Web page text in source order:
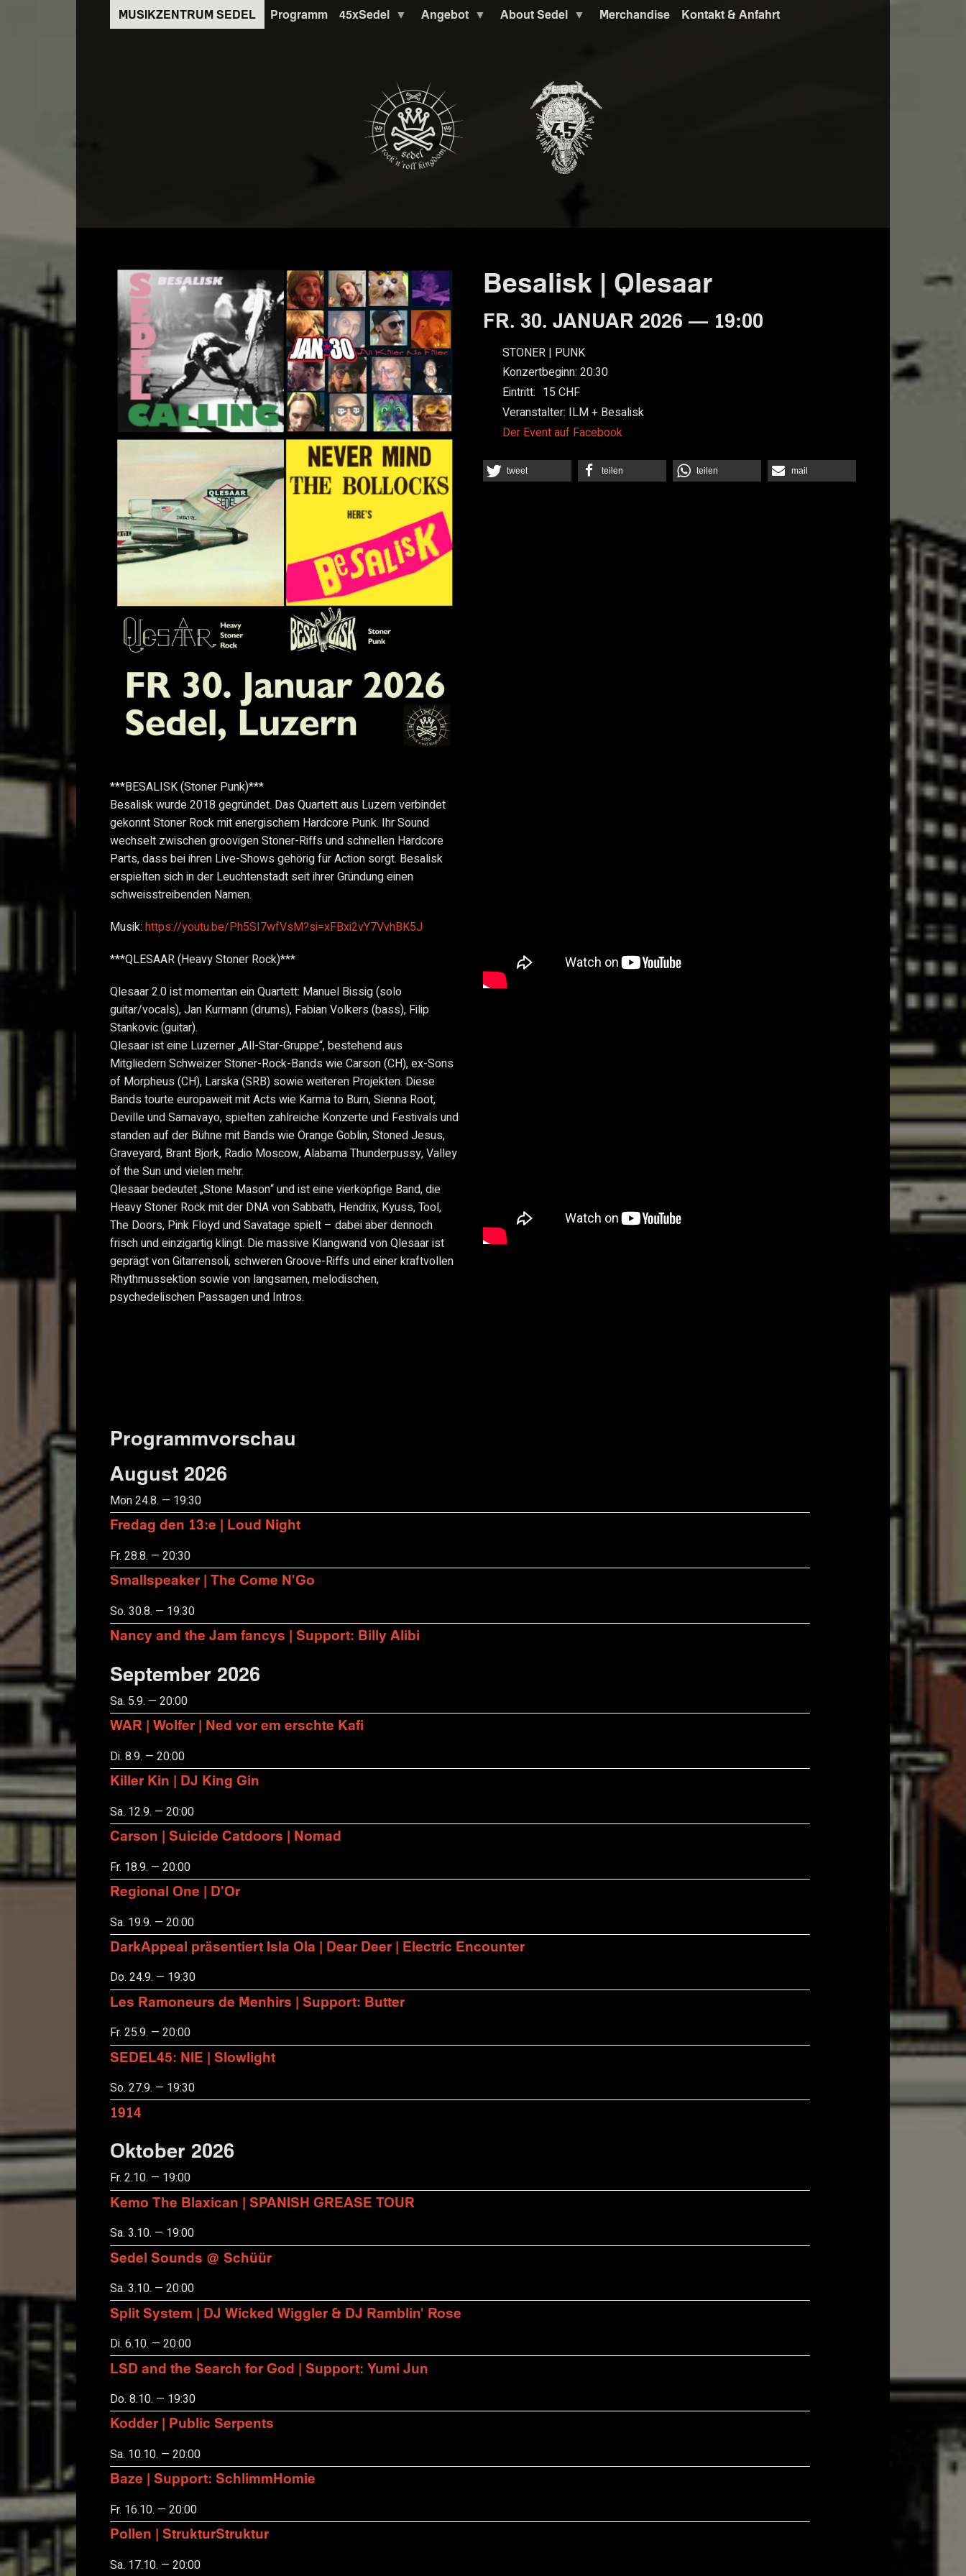
Programm 45xSedel Angebot About Sedel Merchandise Kontakt & Anfahrt
Besalisk | Qlesaar
FR. 30. JANUAR 2026 — 19:00
STONER | PUNK
Konzertbeginn: 20:30
Eintritt: 15
Veranstalter: ILM + Besalisk
Der Event auf Facebook
tweet teilen teilen mail
***BESALISK (Stoner Punk)***
Besalisk wurde 2018 gegründet. Das Quartett aus Luzern verbindet
gekonnt Stoner Rock mit energischem Hardcore Punk. Ihr Sound
wechselt zwischen groovigen Stoner-Riffs und schnellen Hardcore
Parts, dass bei ihren Live-Shows gehörig für Action sorgt. Besalisk
erspielten sich in der Leuchtenstadt seit ihrer Gründung einen
schweisstreibenden Namen.
Musik: https://youtu.be/Ph5SI7wfVsM?si=xFBxi2vY7VvhBK5J
***QLESAAR (Heavy Stoner Rock)***
Qlesaar 2.0 ist momentan ein Quartett: Manuel Bissig (solo
guitar/vocals), Jan Kurmann (drums), Fabian Volkers (bass), Filip
Stankovic (guitar).
Qlesaar ist eine Luzerner „All-Star-Gruppe“, bestehend aus
Mitgliedern Schweizer Stoner-Rock-Bands wie Carson (CH), ex-Sons
of Morpheus (CH), Larska (SRB) sowie weiteren Projekten. Diese
Bands tourte europaweit mit Acts wie Karma to Burn, Sienna Root,
Deville und Samavayo, spielten zahlreiche Konzerte und Festivals und
standen auf der Bühne mit Bands wie Orange Goblin, Stoned Jesus,
Graveyard, Brant Bjork, Radio Moscow, Alabama Thunderpussy, Valley
of the Sun und vielen mehr.
Qlesaar bedeutet „Stone Mason“ und ist eine vierköpfige Band, die
Heavy Stoner Rock mit der DNA von Sabbath, Hendrix, Kyuss, Tool,
The Doors, Pink Floyd und Savatage spielt – dabei aber dennoch
frisch und einzigartig klingt. Die massive Klangwand von Qlesaar ist
geprägt von Gitarrensoli, schweren Groove-Riffs und einer kraftvollen
Rhythmussektion sowie von langsamen, melodischen,
psychedelischen Passagen und Intros.
Programmvorschau
August 2026
Mon 24.8. — 19:30
Fredag den 13:e | Loud Night
Fr. 28.8. — 20:30
Smallspeaker | The Come N'Go
So. 30.8. — 19:30
Nancy and the Jam fancys | Support: Billy Alibi
September 2026
Sa. 5.9. — 20:00
WAR | Wolfer | Ned vor em erschte Kafi
Di. 8.9. — 20:00
Killer Kin | DJ King Gin
Sa. 12.9. — 20:00
Carson | Suicide Catdoors | Nomad
Fr. 18.9. — 20:00
Regional One | D'Or
Sa. 19.9. — 20:00
DarkAppeal präsentiert Isla Ola | Dear Deer | Electric Encounter
Do. 24.9. — 19:30
Les Ramoneurs de Menhirs | Support: Butter
Fr. 25.9. — 20:00
SEDEL45: NIE | Slowlight
So. 27.9. — 19:30
1914
Oktober 2026
Fr. 2.10. — 19:00
Kemo The Blaxican | SPANISH GREASE TOUR
Sa. 3.10. — 19:00
Sedel Sounds @ Schüür
Sa. 3.10. — 20:00
Split System | DJ Wicked Wiggler & DJ Ramblin' Rose
Di. 6.10. — 20:00
LSD and the Search for God | Support: Yumi Jun
Do. 8.10. — 19:30
Kodder | Public Serpents
Sa. 10.10. — 20:00
Baze | Support: SchlimmHomie
Fr. 16.10. — 20:00
Pollen | StrukturStruktur
Sa. 17.10. — 20:00